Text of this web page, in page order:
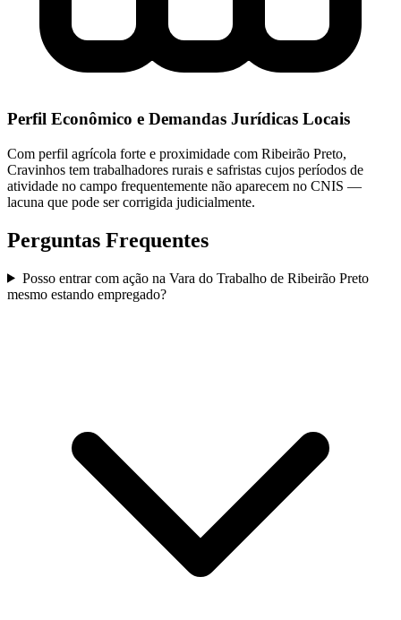
Perfil Econômico e Demandas Jurídicas Locais
Com perfil agrícola forte e proximidade com Ribeirão Preto,
Cravinhos tem trabalhadores rurais e safristas cujos períodos de
atividade no campo frequentemente não aparecem no CNIS —
lacuna que pode ser corrigida judicialmente.
Perguntas Frequentes
Posso entrar com ação na Vara do Trabalho de Ribeirão Preto
mesmo estando empregado?